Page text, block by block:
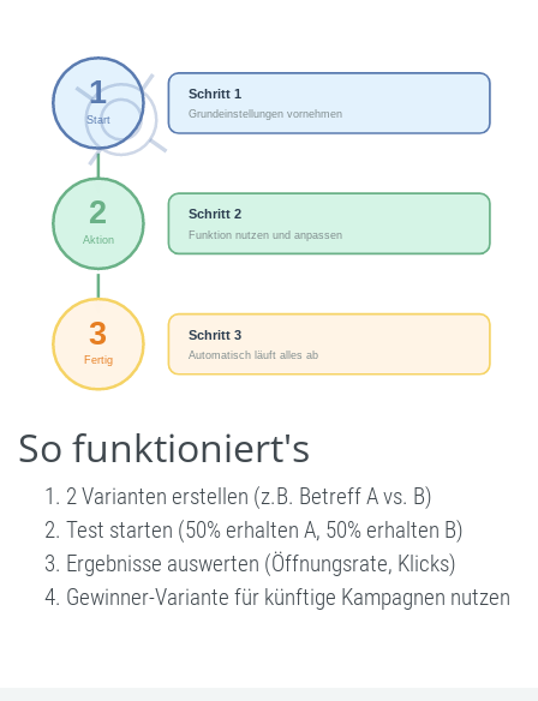
So funktioniert's
2 Varianten erstellen (z.B. Betreff A vs. B)
Test starten (50% erhalten A, 50% erhalten B)
Ergebnisse auswerten (Öffnungsrate, Klicks)
Gewinner-Variante für künftige Kampagnen nutzen